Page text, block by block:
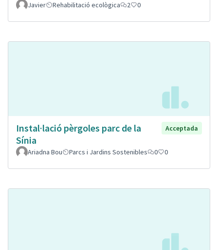
Javier Rehabilitació ecològica 2 0
Instal·lació pèrgoles parc de la
Sínia
Acceptada
Ariadna Bou Parcs i Jardins Sostenibles 0 0